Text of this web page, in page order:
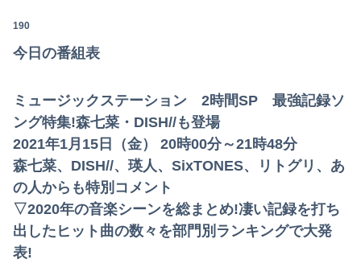
190
今日の番組表
ミュージックステーション 2時間SP 最強記録ソ
ング特集!森七菜・DISH//も登場
2021年1月15日（金） 20時00分～21時48分
森七菜、DISH//、瑛人、SixTONES、リトグリ、あ
の人からも特別コメント
▽2020年の音楽シーンを総まとめ!凄い記録を打ち
出したヒット曲の数々を部門別ランキングで大発
表!